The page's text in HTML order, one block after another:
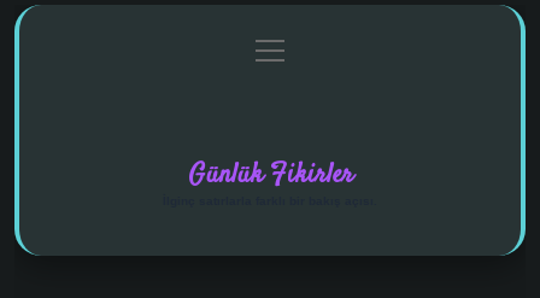
Gizlilik Politikası
menüyü
aç
Günlük Fikirler